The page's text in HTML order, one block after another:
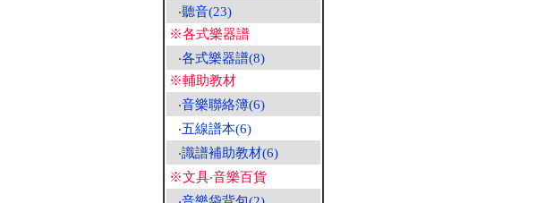
‧聽音(23)
※各式樂器譜
‧各式樂器譜(8)
※輔助教材
‧音樂聯絡簿(6)
‧五線譜本(6)
‧識譜補助教材(6)
※文具‧音樂百貨